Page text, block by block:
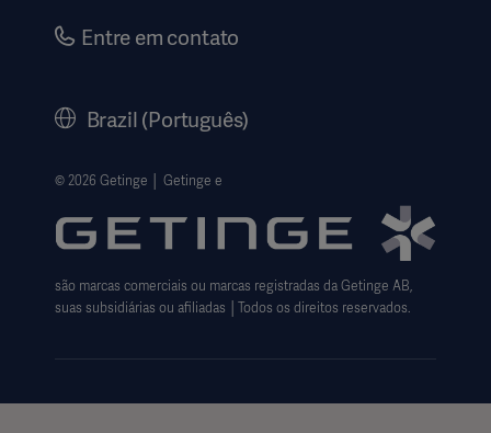
Carreiras
Política de privacidade do site
Website use disclaimer
Cookie Notice
Data Subject Request Form
Entre em contato
Brazil (Português)
© 2026 Getinge │ Getinge e
são marcas comerciais ou marcas registradas da Getinge AB,
suas subsidiárias ou afiliadas │Todos os direitos reservados.